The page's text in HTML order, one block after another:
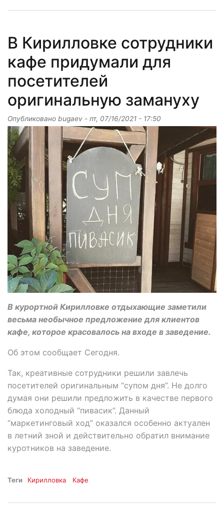
В Кирилловке сотрудники
кафе придумали для
посетителей
оригинальную замануху
Опубликовано bugaev - пт, 07/16/2021 - 17:50
В курортной Кирилловке отдыхающие заметили
весьма необычное предложение для клиентов
кафе, которое красовалось на входе в заведение.
Об этом сообщает Сегодня.
Так, креативные сотрудники решили завлечь
посетителей оригинальным “супом дня”. Не долго
думая они решили предложить в качестве первого
блюда холодный “пивасик”. Данный
“маркетинговый ход” оказался особенно актуален
в летний зной и действительно обратил внимание
куротников на заведение.
Теги Кирилловка Кафе